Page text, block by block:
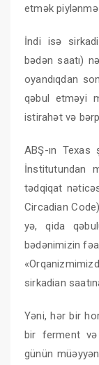
etmək piylənmə
İndi isə
bədən saatı)
oyandıqdan
qəbul etməyi
istirahət və
ABŞ-ın Texas
İnstitutundan
tədqiqat
Circadian
yə, qida
bədənimizin
sirkadian
Yəni, hər bir
bir ferment
günün